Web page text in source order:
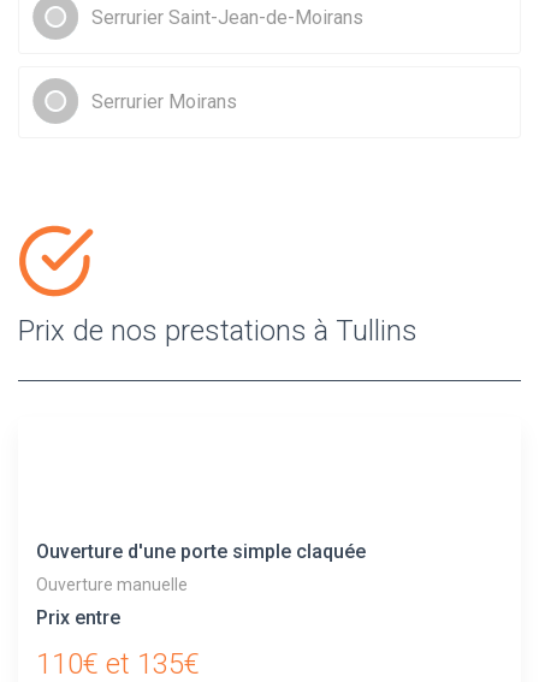
Serrurier Saint-Jean-de-Moirans
Serrurier Moirans
Prix de nos prestations à Tullins
Ouverture d'une porte simple claquée
Ouverture manuelle
Prix entre
110€ et 135€